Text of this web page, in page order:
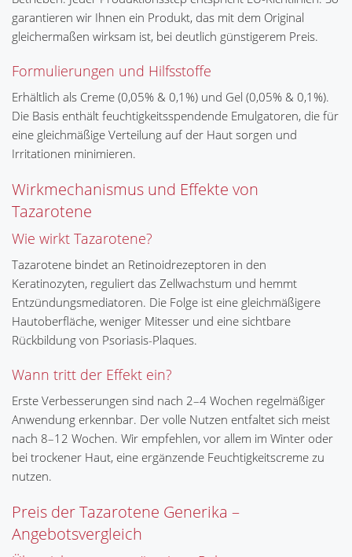
garantieren wir Ihnen ein Produkt, das mit dem Original
gleichermaßen wirksam ist, bei deutlich günstigerem Preis.
Formulierungen und Hilfsstoffe
Erhältlich als Creme (0,05% & 0,1%) und Gel (0,05% & 0,1%).
Die Basis enthält feuchtigkeitsspendende Emulgatoren, die für
eine gleichmäßige Verteilung auf der Haut sorgen und
Irritationen minimieren.
Wirkmechanismus und Effekte von
Tazarotene
Wie wirkt Tazarotene?
Tazarotene bindet an Retinoidrezeptoren in den
Keratinozyten, reguliert das Zellwachstum und hemmt
Entzündungsmediatoren. Die Folge ist eine gleichmäßigere
Hautoberfläche, weniger Mitesser und eine sichtbare
Rückbildung von Psoriasis-Plaques.
Wann tritt der Effekt ein?
Erste Verbesserungen sind nach 2–4 Wochen regelmäßiger
Anwendung erkennbar. Der volle Nutzen entfaltet sich meist
nach 8–12 Wochen. Wir empfehlen, vor allem im Winter oder
bei trockener Haut, eine ergänzende Feuchtigkeitscreme zu
nutzen.
Preis der Tazarotene Generika –
Angebotsvergleich